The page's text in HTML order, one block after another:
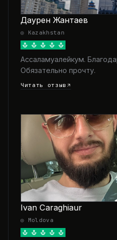
Даурен Жантаев
◎ Kazakhstan
Ассаламуалейкум.
Обязательно прочту.
Читать отзыв
Ivan Caraghiaur
◎ Moldova